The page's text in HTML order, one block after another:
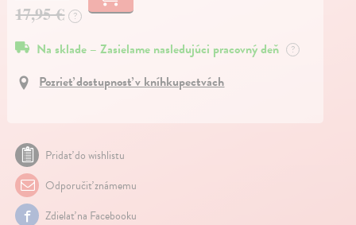
17,95 € ?
Na sklade – Zasielame nasledujúci pracovný deň ?
Pozrieť dostupnosť v kníhkupectvách
Pridať do wishlistu
Odporučiť známemu
Zdielať na Facebooku